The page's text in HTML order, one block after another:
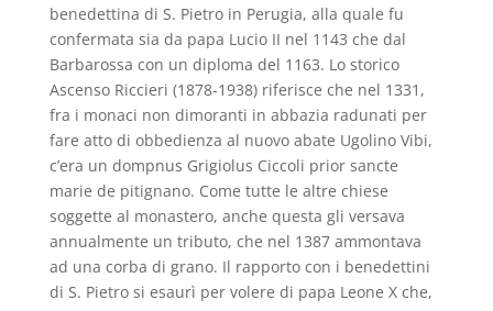
benedettina di S. Pietro in Perugia, alla quale fu
confermata sia da papa Lucio II nel 1143 che dal
Barbarossa con un diploma del 1163. Lo storico
Ascenso Riccieri (1878-1938) riferisce che nel 1331,
fra i monaci non dimoranti in abbazia radunati per
fare atto di obbedienza al nuovo abate Ugolino Vibi,
c’era un dompnus Grigiolus Ciccoli prior sancte
marie de pitignano. Come tutte le altre chiese
soggette al monastero, anche questa gli versava
annualmente un tributo, che nel 1387 ammontava
ad una corba di grano. Il rapporto con i benedettini
di S. Pietro si esaurì per volere di papa Leone X che,